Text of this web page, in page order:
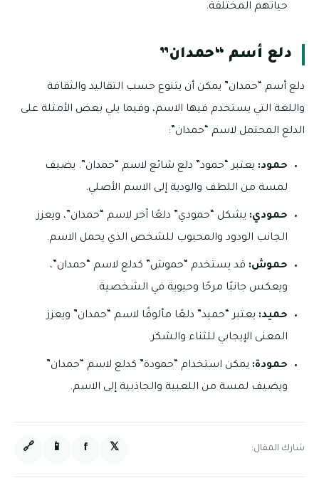
حياتهم المختلفة.
دلع أسم “حمدان”
دلع أسم “حمدان” يمكن أن يتنوع حسب التقاليد والثقافة
واللغة التي يستخدم فيها الاسم، وفيما يلي بعض الأمثلة على
الدلع المحتمل لاسم “حمدان”:
حمود: يعتبر “حمود” دلع شائع لاسم “حمدان”. يضيف
لمسة من اللطف والودية إلى الاسم الأصلي.
حمودي: يشكل “حمودي” دلعًا آخر لاسم “حمدان”، ويعزز
الجانب الودود والمحبوب للشخص الذي يحمل الاسم.
حموش: قد يستخدم “حموش” كدلع لاسم “حمدان”،
ويعكس جانبًا مرحًا وحيوية في الشخصية.
حميد: يعتبر “حميد” دلعًا مألوفًا لاسم “حمدان” ويعزز
المعنى الإيجابي للثناء والشكر.
حمودة: يمكن استخدام “حمودة” كدلع لاسم “حمدان”
ويضيف لمسة من اللعبية والجاذبية إلى الاسم.
شارك المقال: 𝕏
f
📱
🔗